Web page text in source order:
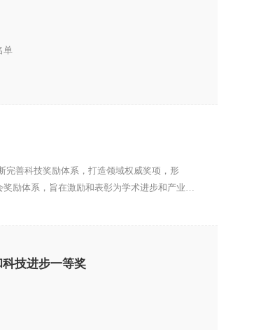
单
完善科技奖励体系，打造领域权威奖项，形
励体系，旨在激励和表彰为学术进步和产业发
技进步一等奖